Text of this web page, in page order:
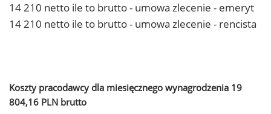
14 210 netto ile to brutto - umowa zlecenie - emeryt
14 210 netto ile to brutto - umowa zlecenie - rencista
Koszty pracodawcy dla miesięcznego wynagrodzenia 19
804,16 PLN brutto